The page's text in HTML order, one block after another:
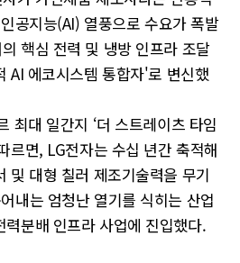
공지능(AI) 열풍으로 수요가 폭발
핵심 전력 및 냉방 인프라 조달
AI 에코시스템 통합자'로 변신했
최대 일간지 ‘더 스트레이츠 타임
르면, LG전자는 수십 년간 축적해
및 대형 칠러 제조기술력을 무기
내는 엄청난 열기를 식히는 산업
분배 인프라 사업에 진입했다.